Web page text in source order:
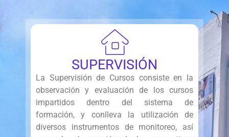
SUPERVISIÓN
La Supervisión de Cursos consiste en la
observación y evaluación de los cursos
impartidos dentro del sistema de
formación, y conlleva la utilización de
diversos instrumentos de monitoreo, así